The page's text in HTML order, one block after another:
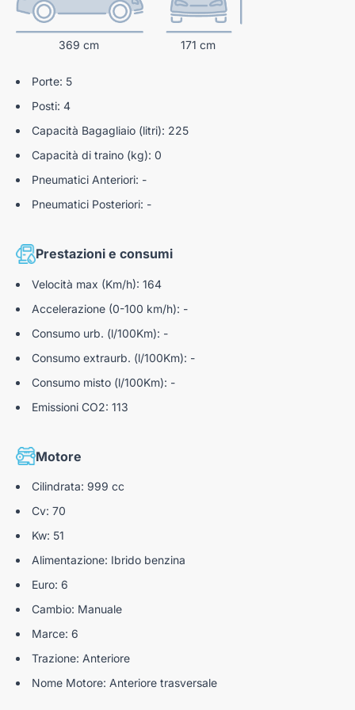
ESC + ASR / MSR, HBA + hill holder
Lettura dei limiti di velocità
Segnalazione superamento di corsia
Sensori Di Parcheggio Posteriori
369 cm 171 cm
Porte: 5
Posti: 4
Capacità Bagagliaio (litri): 225
Capacità di traino (kg): 0
Pneumatici Anteriori: -
Pneumatici Posteriori: -
Prestazioni e consumi
Velocità max (Km/h): 164
Accelerazione (0-100 km/h): -
Consumo urb. (l/100Km): -
Consumo extraurb. (l/100Km): -
Consumo misto (l/100Km): -
Emissioni CO2: 113
Motore
Cilindrata: 999 cc
Cv: 70
Kw: 51
Alimentazione: Ibrido benzina
Euro: 6
Cambio: Manuale
Marce: 6
Trazione: Anteriore
Nome Motore: Anteriore trasversale